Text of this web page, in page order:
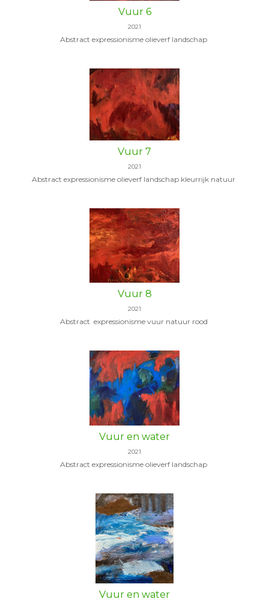
Vuur 6
2021
Abstract expressionisme olieverf landschap
Vuur 7
2021
Abstract expressionisme olieverf landschap kleurrijk natuur
Vuur 8
2021
Abstract expressionisme vuur natuur rood
Vuur en water
2021
Abstract expressionisme olieverf landschap
Vuur en water